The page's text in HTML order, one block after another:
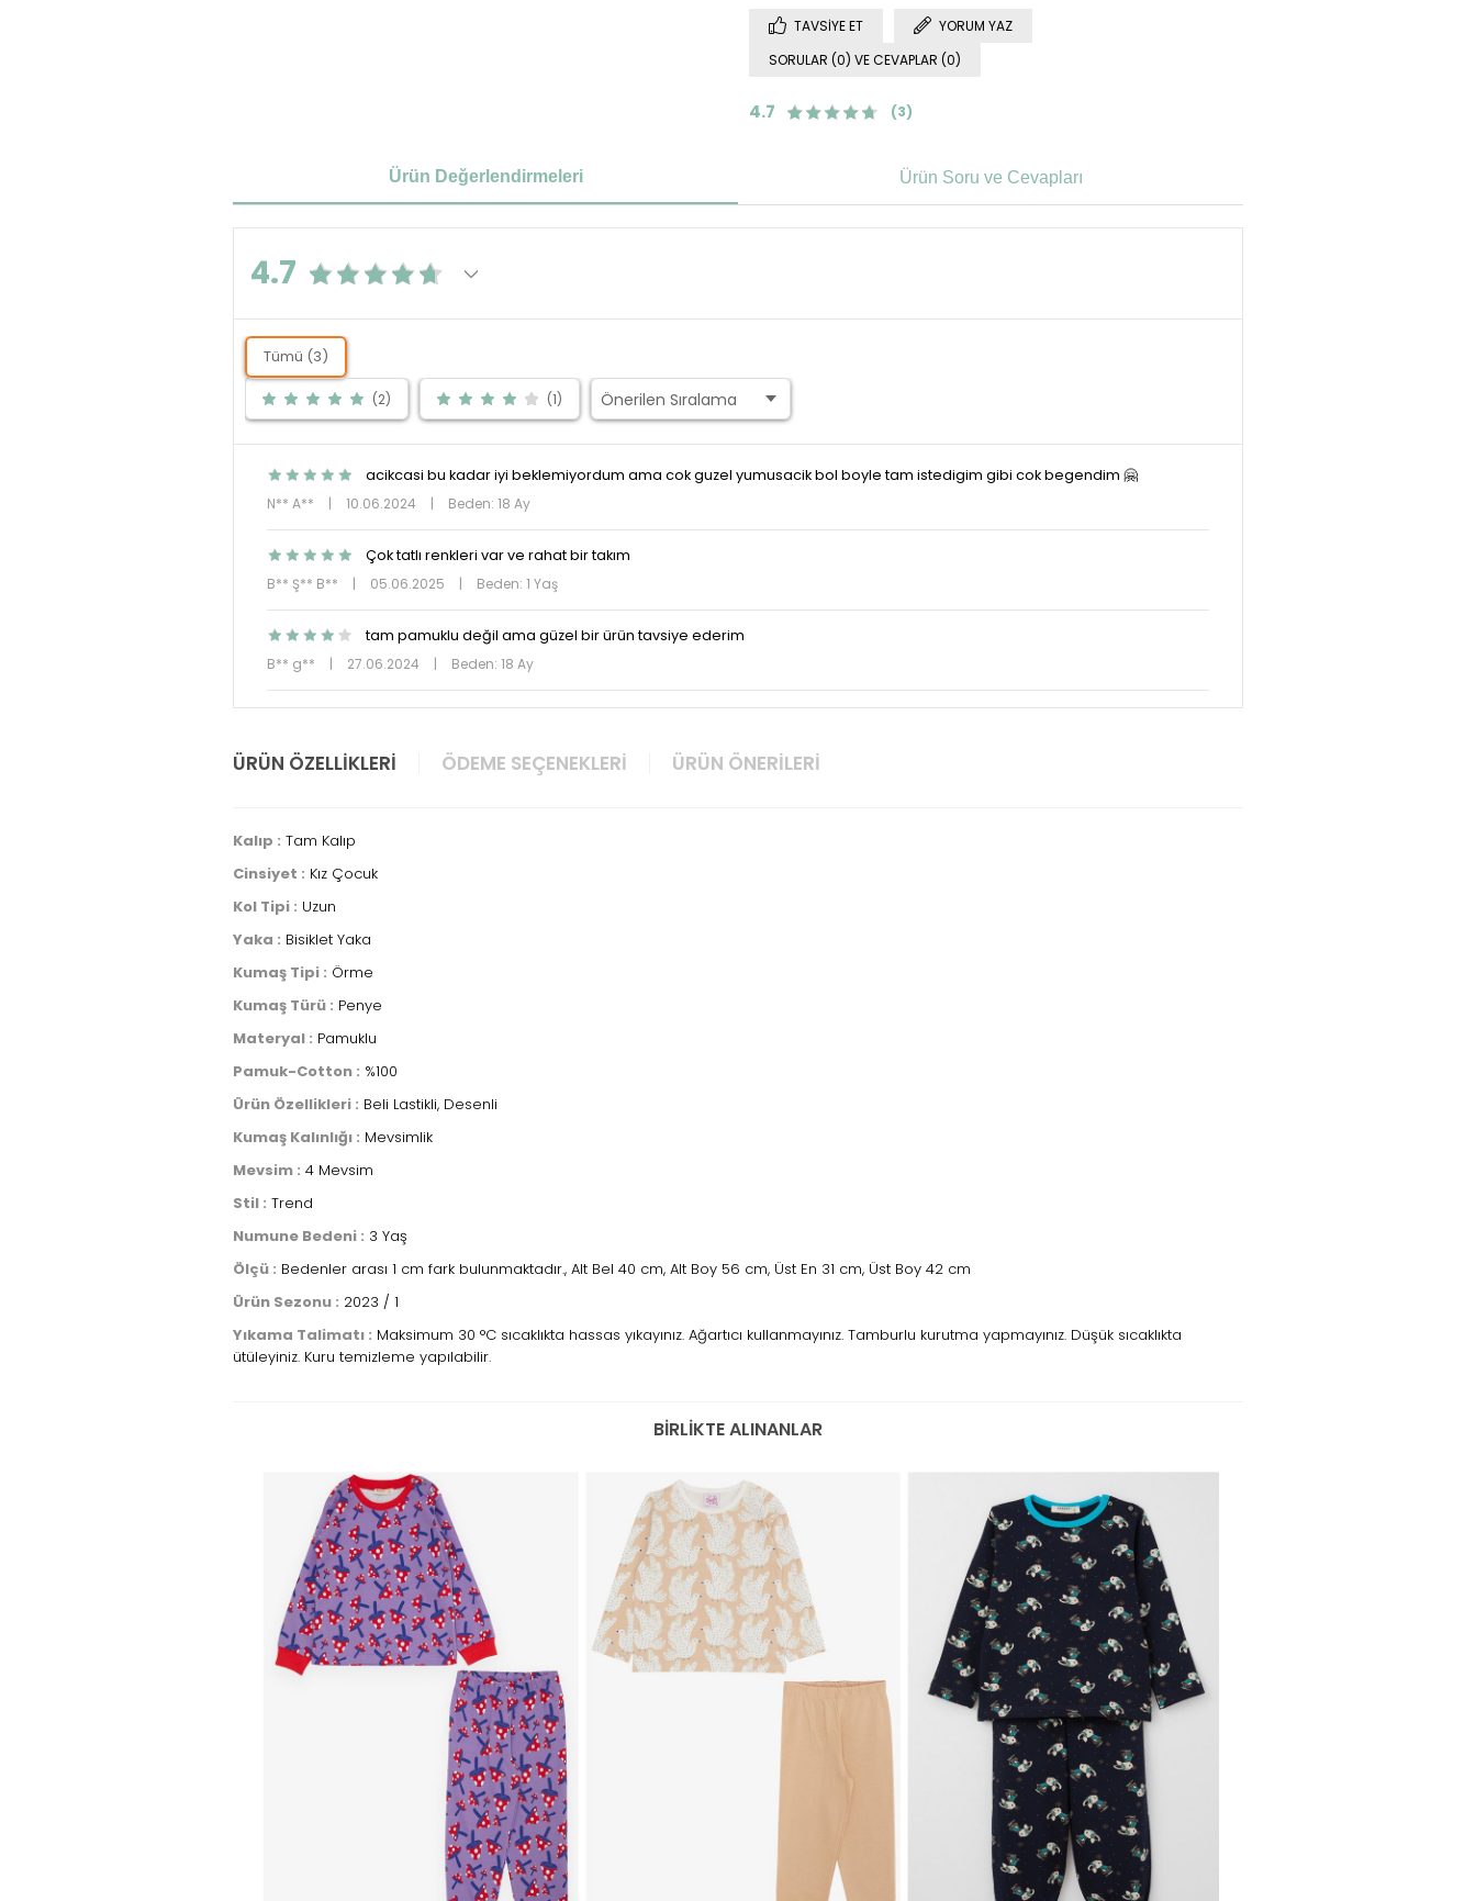
TAVSIYE ET
YORUM YAZ
SORULAR (0) VE CEVAPLAR (0)
4.7 (3)
Ürün Değerlendirmeleri Ürün Soru ve Cevapları
4.7
Tümü (3)
(2) (1)
acikcasi bu kadar iyi beklemiyordum ama cok guzel yumusacik bol boyle tam istedigim gibi cok begendim 🤗
N** A**
| 10.06.2024 | Beden: 18 Ay
Çok tatlı renkleri var ve rahat bir takım
B** Ş** B**
| 05.06.2025 | Beden: 1 Yaş
tam pamuklu değil ama güzel bir ürün tavsiye ederim
B** g**
| 27.06.2024 | Beden: 18 Ay
ÜRÜN ÖZELLIKLERI ÖDEME SEÇENEKLERI ÜRÜN ÖNERILERI
Kalıp : Tam Kalıp
Cinsiyet : Kız Çocuk
Kol Tipi : Uzun
Yaka : Bisiklet Yaka
Kumaş Tipi : Örme
Kumaş Türü : Penye
Materyal : Pamuklu
Pamuk-Cotton : %100
Ürün Özellikleri : Beli Lastikli, Desenli
Kumaş Kalınlığı : Mevsimlik
Mevsim : 4 Mevsim
Stil : Trend
Numune Bedeni : 3 Yaş
Ölçü : Bedenler arası 1 cm fark bulunmaktadır., Alt Bel 40 cm, Alt Boy 56 cm, Üst En 31 cm, Üst Boy 42 cm
Ürün Sezonu : 2023 / 1
Yıkama Talimatı : Maksimum 30 °C sıcaklıkta hassas yıkayınız. Ağartıcı kullanmayınız. Tamburlu kurutma yapmayınız. Düşük sıcaklıkta
ütüleyiniz. Kuru temizleme yapılabilir.